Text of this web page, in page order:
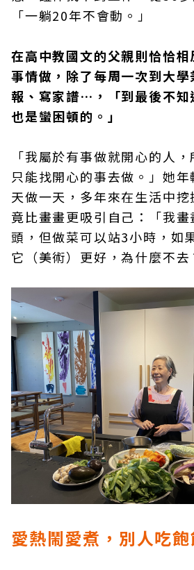
「一躺20年不會動。」
在高中教國文的父親則恰恰
事情做，除了每周一次到大
報、寫家譜…，「到最後不知
也是蠻困頓的。」
「我屬於有事做就開心的人
只能找開心的事去做。」她
天做一天，多年來在生活中
竟比畫畫更吸引自己：「我
頭，但做菜可以站3小時，如
它（美術）更好，為什麼不去
愛熱鬧愛煮，別人吃